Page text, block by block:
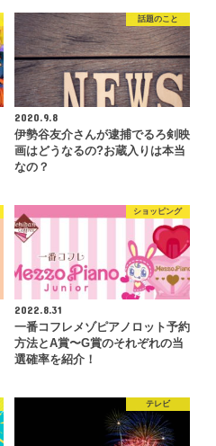
話題のこと
2020.9.8
伊勢谷友介さんが逮捕でるろ剣映
画はどうなるの?お蔵入りは本当
なの？
ショッピング
2022.8.31
一番コフレメゾピアノロット予約
方法とA賞〜G賞のそれぞれの当
選確率を紹介！
テレビ